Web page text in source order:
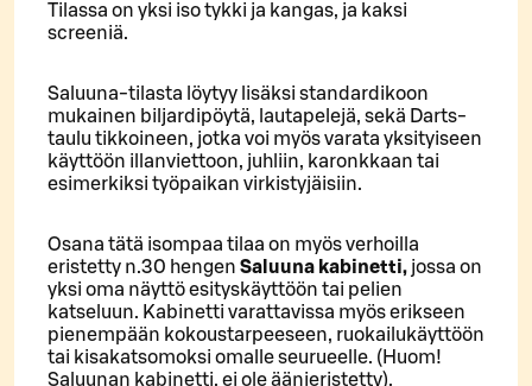
Tilassa on yksi iso tykki ja kangas, ja kaksi
screeniä.
Saluuna-tilasta löytyy lisäksi standardikoon
mukainen biljardipöytä, lautapelejä, sekä Darts-
taulu tikkoineen, jotka voi myös varata yksityiseen
käyttöön illanviettoon, juhliin, karonkkaan tai
esimerkiksi työpaikan virkistyjäisiin.
Osana tätä isompaa tilaa on myös verhoilla
eristetty n.30 hengen Saluuna kabinetti, jossa on
yksi oma näyttö esityskäyttöön tai pelien
katseluun. Kabinetti varattavissa myös erikseen
pienempään kokoustarpeeseen, ruokailukäyttöön
tai kisakatsomoksi omalle seurueelle. (Huom!
Saluunan kabinetti, ei ole äänieristetty).